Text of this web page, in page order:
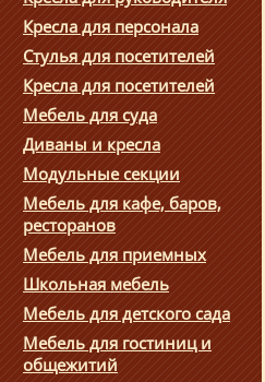
Кресла для персонала
Стулья для посетителей
Кресла для посетителей
Мебель для суда
Диваны и кресла
Модульные секции
Мебель для кафе, баров,
ресторанов
Мебель для приемных
Школьная мебель
Мебель для детского сада
Мебель для гостиниц и
общежитий